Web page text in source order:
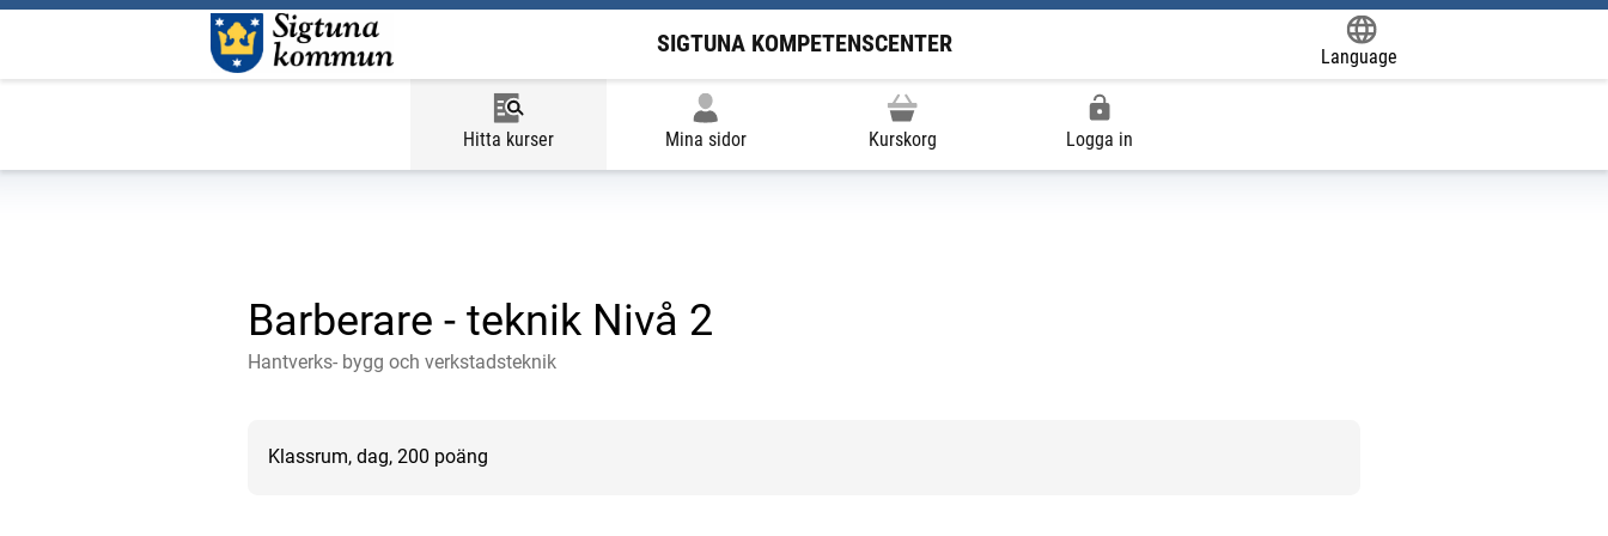
SIGTUNA KOMPETENSCENTER
Language
Hitta kurser Mina sidor Kurskorg Logga in
Barberare - teknik Nivå 2
Hantverks- bygg och verkstadsteknik
Klassrum, dag, 200 poäng